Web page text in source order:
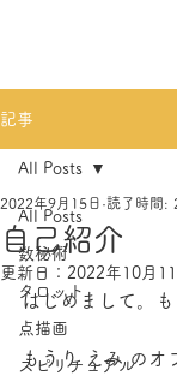
記事
All Posts
数秘術
タロット
点描画
スピリチュアル
All Posts
自己紹介
2022年9月15日 読了時間:
更新日： 2022年10月11
はじめまして。も
もうり えみ のオ